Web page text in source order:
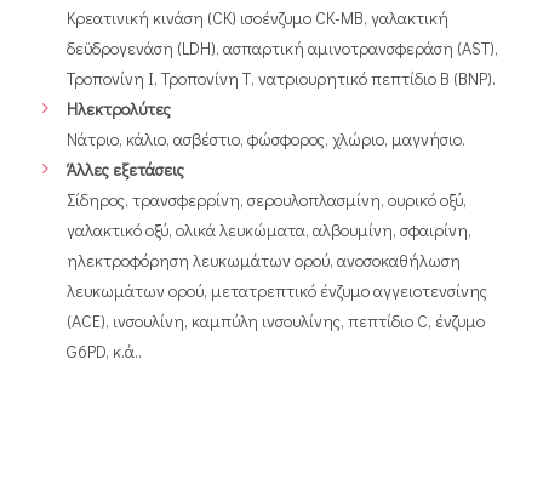
Κρεατινική κινάση (CK) ισοένζυμο CK-MB, γαλακτική
δεϋδρογενάση (LDH), ασπαρτική αμινοτρανσφεράση (AST),
Τροπονίνη Ι, Τροπονίνη Τ, νατριουρητικό πεπτίδιο Β (ΒΝΡ).
Ηλεκτρολύτες
Νάτριο, κάλιο, ασβέστιο, φώσφορος, χλώριο, μαγνήσιο.
Άλλες εξετάσεις
Σίδηρος, τρανσφερρίνη, σερουλοπλασμίνη, ουρικό οξύ,
γαλακτικό οξύ, ολικά λευκώματα, αλβουμίνη, σφαιρίνη,
ηλεκτροφόρηση λευκωμάτων ορού, ανοσοκαθήλωση
λευκωμάτων ορού, μετατρεπτικό ένζυμο αγγειοτενσίνης
(ACE), ινσουλίνη, καμπύλη ινσουλίνης, πεπτίδιο C, ένζυμο
G6PD, κ.ά..